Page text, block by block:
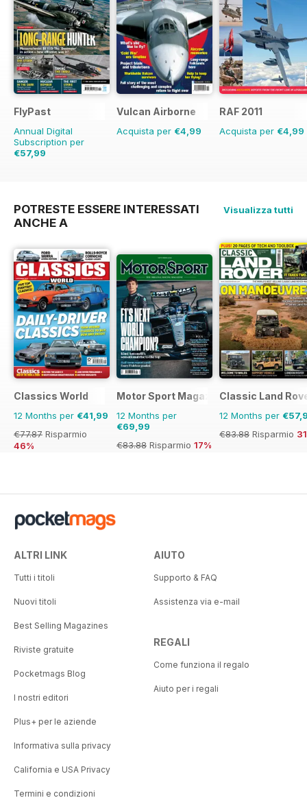
FlyPast
Annual Digital
Subscription per
€57,99
Vulcan Airborne
Acquista per €4,99
RAF 2011
Acquista per €4,99
POTRESTE ESSERE INTERESSATI
ANCHE A
Visualizza tutti
Classics World
12 Months per €41,99
€77.87 Risparmio
46%
Motor Sport Magazine
12 Months per
€69,99
€83.88 Risparmio 17%
Classic Land
12 Months per
€83.88 Risparmio
ALTRI LINK
Tutti i titoli
Nuovi titoli
Best Selling Magazines
Riviste gratuite
Pocketmags Blog
I nostri editori
Plus+ per le aziende
Informativa sulla privacy
California e USA Privacy
Termini e condizioni
AIUTO
Supporto & FAQ
Assistenza via e-mail
REGALI
Come funziona il regalo
Aiuto per i regali